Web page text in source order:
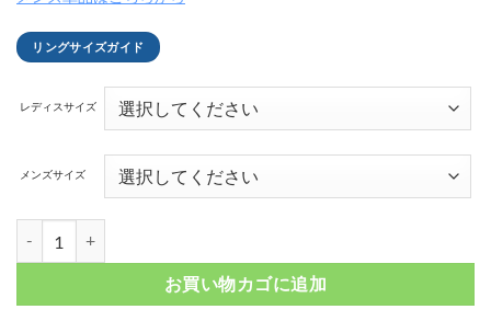
リングサイズガイド
レディスサイズ
メンズサイズ
お買い物カゴに追加